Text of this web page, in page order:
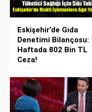
Eskişehir’de Gıda
Denetimi Bilançosu:
Haftada 802 Bin TL
Ceza!